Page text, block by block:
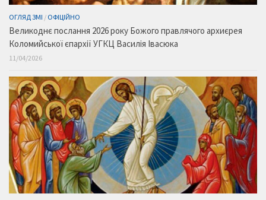
ОГЛЯД ЗМІ / ОФІЦІЙНО
Великоднє послання 2026 року Божого правлячого архиєрея
Коломийської єпархії УГКЦ Василія Івасюка
11/04/2026